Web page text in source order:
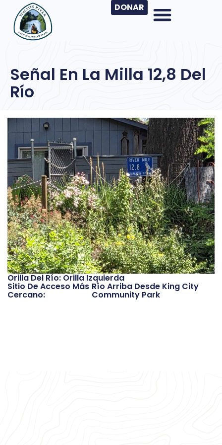
DONAR
Señal En La Milla 12,8 Del
Río
Orilla Del Río: Orilla Izquierda
Sitio De Acceso Más
Cercano:
Río Arriba Desde King City
Community Park